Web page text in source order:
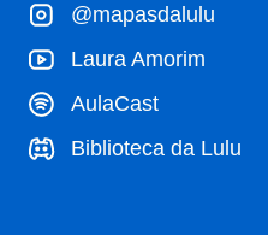
@mapasdalulu
Laura Amorim
AulaCast
Biblioteca da Lulu